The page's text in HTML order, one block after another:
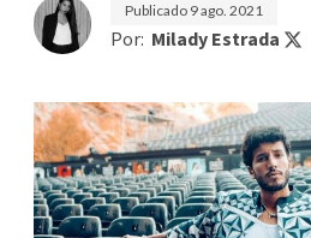
Publicado 9 ago. 2021
Por: Milady Estrada